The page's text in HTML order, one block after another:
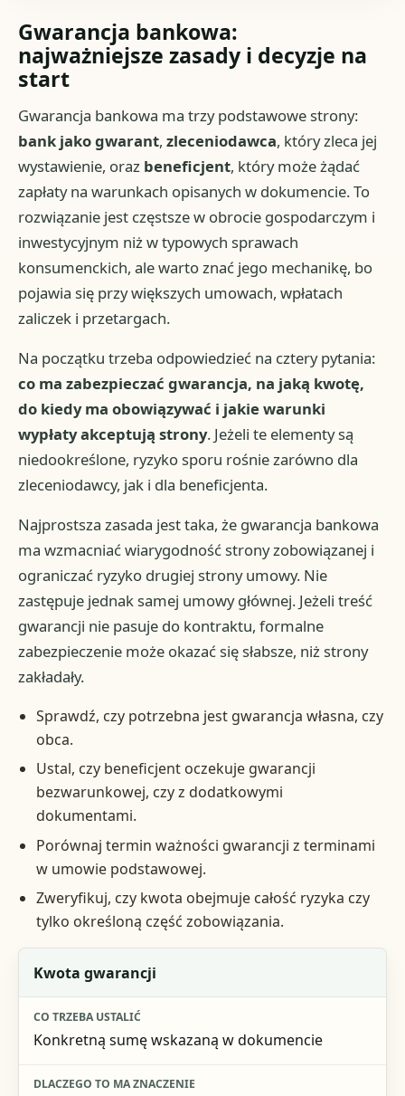
Gwarancja bankowa:
najważniejsze zasady i decyzje na
start
Gwarancja bankowa ma trzy podstawowe strony:
bank jako gwarant,zleceniodawca, który zleca jej
wystawienie, oraz beneficjent, który może żądać
zapłaty na warunkach opisanych w dokumencie. To
rozwiązanie jest częstsze w obrocie gospodarczym i
inwestycyjnym niż w typowych sprawach
konsumenckich, ale warto znać jego mechanikę, bo
pojawia się przy większych umowach, wpłatach
zaliczek i przetargach.
Na początku trzeba odpowiedzieć na cztery pytania:
co ma zabezpieczać gwarancja, na jaką kwotę,
do kiedy ma obowiązywać i jakie warunki
wypłaty akceptują strony. Jeżeli te elementy są
niedookreślone, ryzyko sporu rośnie zarówno dla
zleceniodawcy, jak i dla beneficjenta.
Najprostsza zasada jest taka, że gwarancja bankowa
ma wzmacniać wiarygodność strony zobowiązanej i
ograniczać ryzyko drugiej strony umowy. Nie
zastępuje jednak samej umowy głównej. Jeżeli treść
gwarancji nie pasuje do kontraktu, formalne
zabezpieczenie może okazać się słabsze, niż strony
zakładały.
Sprawdź, czy potrzebna jest gwarancja własna, czy
obca.
Ustal, czy beneficjent oczekuje gwarancji
bezwarunkowej, czy z dodatkowymi
dokumentami.
Porównaj termin ważności gwarancji z terminami
w umowie podstawowej.
Zweryfikuj, czy kwota obejmuje całość ryzyka czy
tylko określoną część zobowiązania.
Element
Co trzeba ustalić
Dlaczego to ma znaczenie
Kwota gwarancji
Konkretną sumę wskazaną w dokumencie